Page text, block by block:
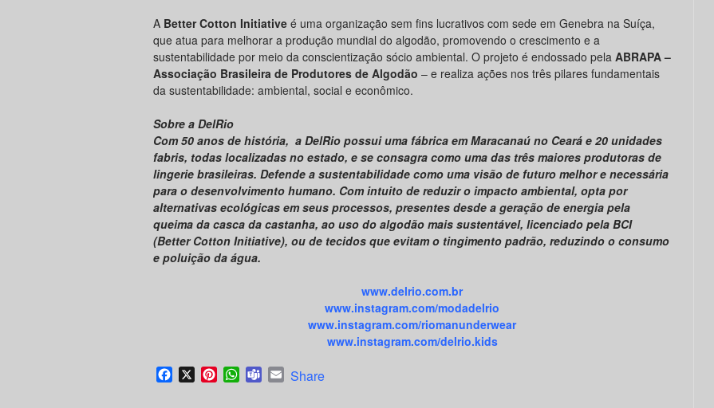
A Better Cotton Initiative é uma organização sem fins lucrativos com sede em Genebra na Suíça,
que atua para melhorar a produção mundial do algodão, promovendo o crescimento e a
sustentabilidade por meio da conscientização sócio ambiental. O projeto é endossado pela ABRAPA –
Associação Brasileira de Produtores de Algodão – e realiza ações nos três pilares fundamentais
da sustentabilidade: ambiental, social e econômico.
Sobre a DelRio
Com 50 anos de história, a DelRio possui uma fábrica em Maracanaú no Ceará e 20 unidades
fabris, todas localizadas no estado, e se consagra como uma das três maiores produtoras de
lingerie brasileiras. Defende a sustentabilidade como uma visão de futuro melhor e necessária
para o desenvolvimento humano. Com intuito de reduzir o impacto ambiental, opta por
alternativas ecológicas em seus processos, presentes desde a geração de energia pela
queima da casca da castanha, ao uso do algodão mais sustentável, licenciado pela BCI
(Better Cotton Initiative), ou de tecidos que evitam o tingimento padrão, reduzindo o consumo
e poluição da água.
www.delrio.com.br
www.instagram.com/modadelrio
www.instagram.com/riomanunderwear
www.instagram.com/delrio.kids
Facebook
X PinterestWhatsApp
TeamsEmail
Share